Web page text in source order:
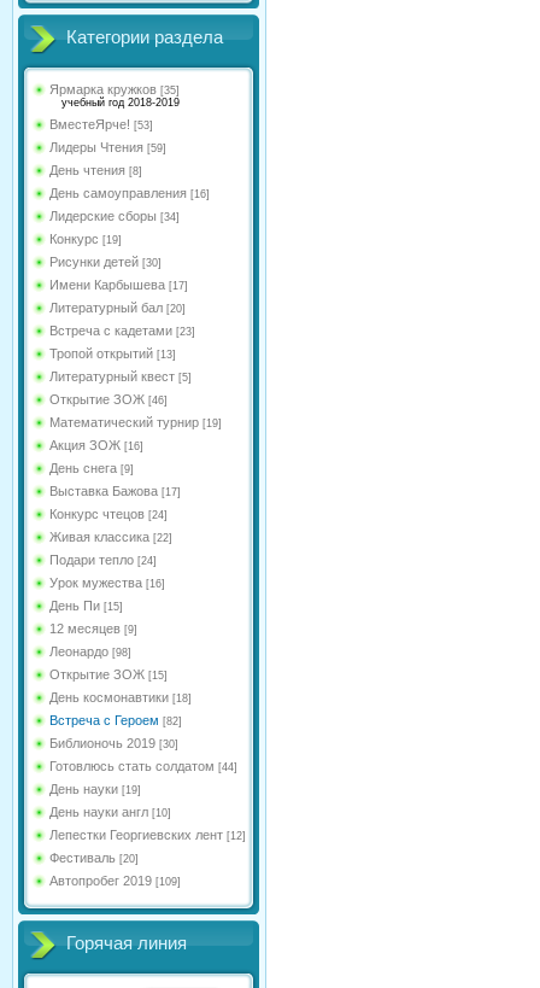
Категории раздела
Ярмарка кружков [35]
учебный год 2018-2019
ВместеЯрче! [53]
Лидеры Чтения [59]
День чтения [8]
День самоуправления [16]
Лидерские сборы [34]
Конкурс [19]
Рисунки детей [30]
Имени Карбышева [17]
Литературный бал [20]
Встреча с кадетами [23]
Тропой открытий [13]
Литературный квест [5]
Открытие ЗОЖ [46]
Математический турнир [19]
Акция ЗОЖ [16]
День снега [9]
Выставка Бажова [17]
Конкурс чтецов [24]
Живая классика [22]
Подари тепло [24]
Урок мужества [16]
День Пи [15]
12 месяцев [9]
Леонардо [98]
Открытие ЗОЖ [15]
День космонавтики [18]
Встреча с Героем [82]
Библионочь 2019 [30]
Готовлюсь стать солдатом [44]
День науки [19]
День науки англ [10]
Лепестки Георгиевских лент [12]
Фестиваль [20]
Автопробег 2019 [109]
Горячая линия